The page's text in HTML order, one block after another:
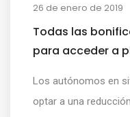
26 de enero de 2019
Todas las
para acceder a
Los autónomos en
optar a una